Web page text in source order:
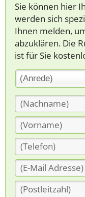
Sie können hier
werden sich
Ihnen melden,
abzuklären. Die
ist für Sie
(Anrede)